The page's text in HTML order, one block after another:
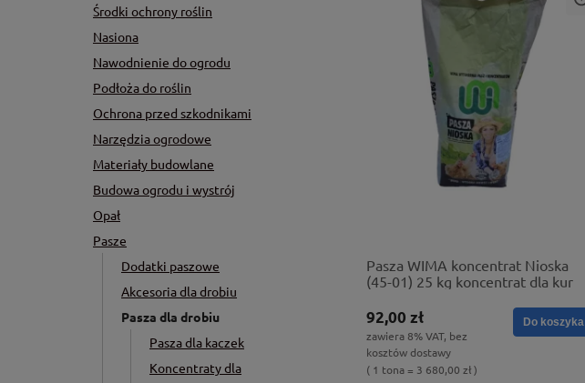
Środki ochrony roślin
Nasiona
Nawodnienie do ogrodu
Podłoża do roślin
Ochrona przed szkodnikami
Narzędzia ogrodowe
Materiały budowlane
Budowa ogrodu i wystrój
Opał
Pasze
Dodatki paszowe
Akcesoria dla drobiu
Pasza dla drobiu
Pasza dla kaczek
Koncentraty dla
Pasza WIMA koncentrat Nioska
(45-01) 25 kg koncentrat dla kur
92,00 zł
zawiera 8% VAT, bez
kosztów dostawy
( 1 tona = 3 680,00 zł )
Do koszyka